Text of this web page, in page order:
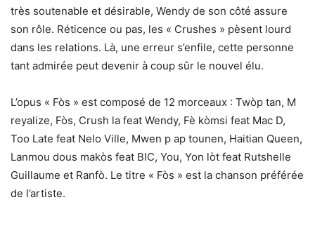
très soutenable et désirable, Wendy de son côté assure
son rôle. Réticence ou pas, les « Crushes » pèsent lourd
dans les relations. Là, une erreur s’enfile, cette personne
tant admirée peut devenir à coup sûr le nouvel élu.
L’opus « Fòs » est composé de 12 morceaux : Twòp tan, M
reyalize, Fòs, Crush la feat Wendy, Fè kòmsi feat Mac D,
Too Late feat Nelo Ville, Mwen p ap tounen, Haitian Queen,
Lanmou dous makòs feat BIC, You, Yon lòt feat Rutshelle
Guillaume et Ranfò. Le titre « Fòs » est la chanson préférée
de l’artiste.